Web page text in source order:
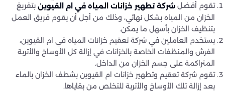
تقوم أفضل شركة تطهير خزانات المياه في ام القيوين بتفريغ
الخزان من المياه بشكل نهائي، وذلك من أجل أن يقوم فريق العمل
بتنظيف الخزان بأسهل ما يمكن.
يستخدم العاملين في شركة تعقيم خزانات المياه في ام القيوين،
الفرش والمنظفات الخاصة بالخزانات في إزالة كل الأوساخ والأتربة
المتراكمة على جسم الخزان من الداخل.
تقوم شركة تعقيم وتطهير خزانات ام القيوين بشطف الخزان بالماء
بعد إزالة تلك الأوساخ والأتربة للتخلص من بقاياها.